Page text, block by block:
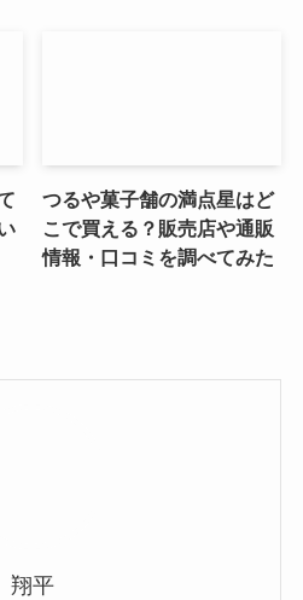
つるや菓子舗の満点星はど
こで買える？販売店や通販
情報・口コミを調べてみた
翔平